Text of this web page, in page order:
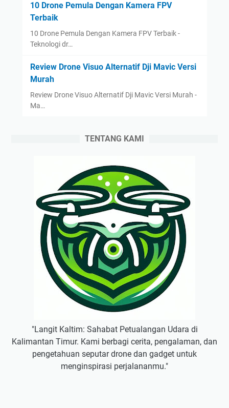
10 Drone Pemula Dengan Kamera FPV
Terbaik
10 Drone Pemula Dengan Kamera FPV Terbaik -
Teknologi dr…
Review Drone Visuo Alternatif Dji Mavic Versi
Murah
Review Drone Visuo Alternatif Dji Mavic Versi Murah -
Ma…
TENTANG KAMI
"Langit Kaltim: Sahabat Petualangan Udara di
Kalimantan Timur. Kami berbagi cerita, pengalaman, dan
pengetahuan seputar drone dan gadget untuk
menginspirasi perjalananmu."